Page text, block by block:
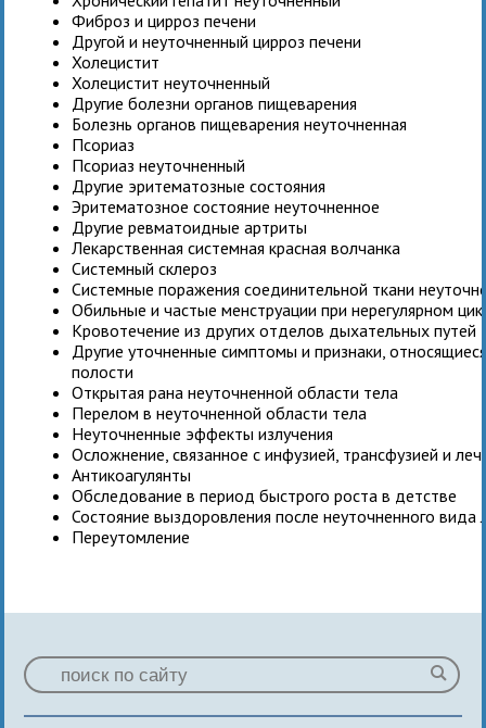
Фиброз и цирроз печени
Другой и неуточненный цирроз печени
Холецистит
Холецистит неуточненный
Другие болезни органов пищеварения
Болезнь органов пищеварения неуточненная
Псориаз
Псориаз неуточненный
Другие эритематозные состояния
Эритематозное состояние неуточненное
Другие ревматоидные артриты
Лекарственная системная красная волчанка
Системный склероз
Системные поражения соединительной ткани
Обильные и частые менструации при нерегулярном
Кровотечение из других отделов дыхательных путей
Другие уточненные симптомы и признаки,
полости
Открытая рана неуточненной области тела
Перелом в неуточненной области тела
Неуточненные эффекты излучения
Осложнение, связанное с инфузией, трансфузией и
Антикоагулянты
Обследование в период быстрого роста в детстве
Состояние выздоровления после неуточненного вида
Переутомление